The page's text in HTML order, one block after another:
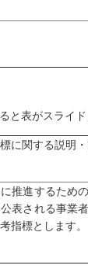
と表がスライド
に関する説明
推進するため
表される事業
指標とします。